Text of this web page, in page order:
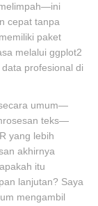
cepat tanpa
paket
melalui ggplot2
profesional di
umum—
teks—
yang lebih
akhirnya
itu
lanjutan? Saya
mengambil